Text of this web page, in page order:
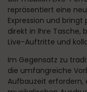
repräsentiert eine
Expression und
direkt in Ihre Tasche,
Live-Auftritte und
Im Gegensatz zu
die umfangreiche
Aufbauzeit